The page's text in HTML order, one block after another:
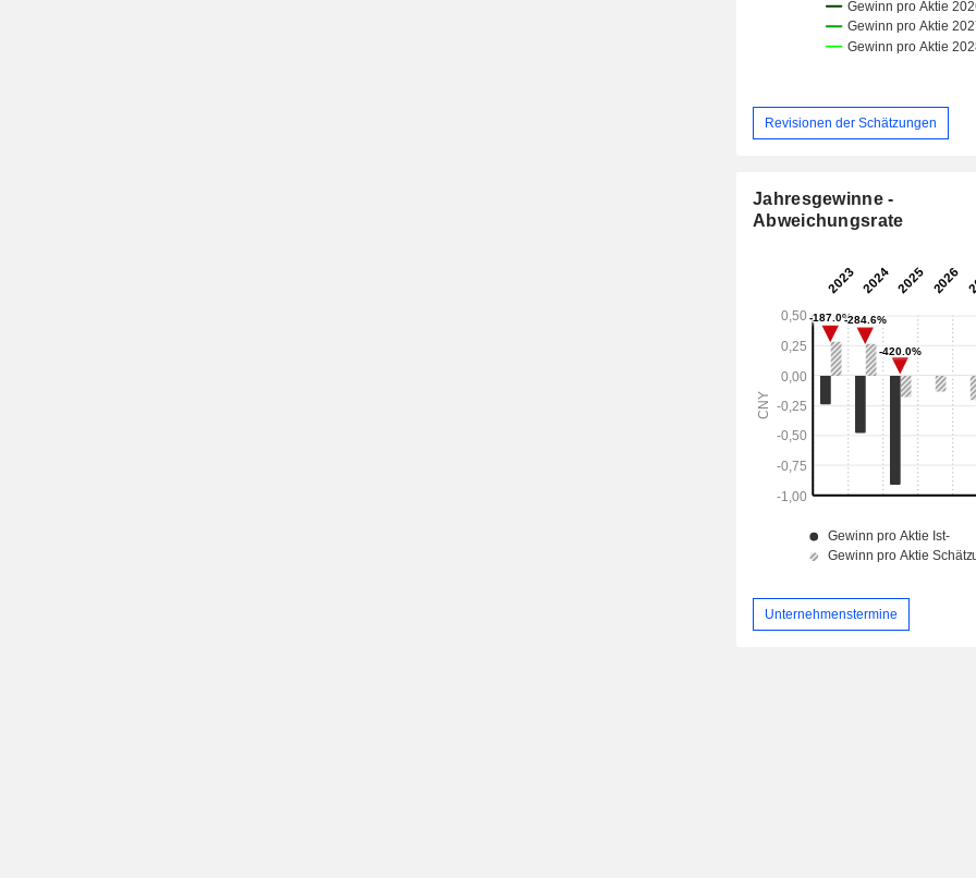
Revisionen der Schätzungen
Jahresgewinne -
Abweichungsrate
Unternehmenstermine